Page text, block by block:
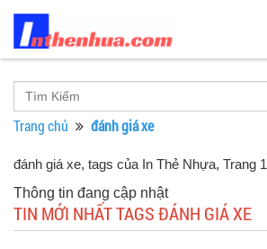
Trang chủ đánh giá xe
đánh giá xe, tags của In Thẻ Nhựa, Trang 1
Thông tin đang cập nhật
TIN MỚI NHẤT TAGS ĐÁNH GIÁ XE